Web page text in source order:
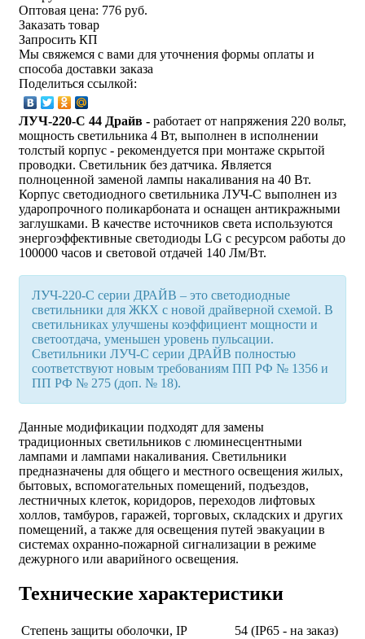
Оптовая цена: 776 руб.
Заказать товар
Запросить КП
Мы свяжемся с вами для уточнения формы оплаты и
способа доставки заказа
Поделиться ссылкой:
ЛУЧ-220-С 44 Драйв - работает от напряжения 220 вольт,
мощность светильника 4 Вт, выполнен в исполнении
толстый корпус - рекомендуется при монтаже скрытой
проводки. Светильник без датчика. Является
полноценной заменой лампы накаливания на 40 Вт.
Корпус светодиодного светильника ЛУЧ-С выполнен из
ударопрочного поликарбоната и оснащен антикражными
заглушками. В качестве источников света используются
энергоэффективные светодиоды LG с ресурсом работы до
100000 часов и световой отдачей 140 Лм/Вт.
ЛУЧ-220-С серии ДРАЙВ – это светодиодные
светильники для ЖКХ с новой драйверной схемой. В
светильниках улучшены коэффициент мощности и
светоотдача, уменьшен уровень пульсации.
Светильники ЛУЧ-С серии ДРАЙВ полностью
соответствуют новым требованиям ПП РФ № 1356 и
ПП РФ № 275 (доп. № 18).
Данные модификации подходят для замены
традиционных светильников с люминесцентными
лампами и лампами накаливания. Светильники
предназначены для общего и местного освещения жилых,
бытовых, вспомогательных помещений, подъездов,
лестничных клеток, коридоров, переходов лифтовых
холлов, тамбуров, гаражей, торговых, складских и других
помещений, а также для освещения путей эвакуации в
системах охранно-пожарной сигнализации в режиме
дежурного или аварийного освещения.
Технические характеристики
Степень защиты оболочки, IP
54 (IP65 - на заказ)